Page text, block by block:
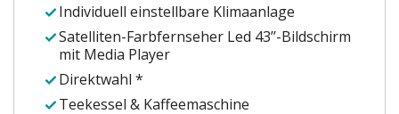
Individuell einstellbare Klimaanlage
Satelliten-Farbfernseher Led 43’’-Bildschirm
mit Media Player
Direktwahl *
Teekessel & Kaffeemaschine